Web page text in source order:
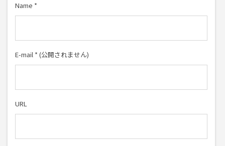
Name *
E-mail * (公開されません)
URL